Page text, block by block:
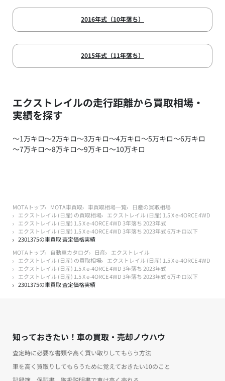
2016年式（10年落ち）
2015年式（11年落ち）
エクストレイルの走行距離から買取相場・
実績を探す
～1万キロ～2万キロ～3万キロ～4万キロ～5万キロ～6万キロ
～7万キロ～8万キロ～9万キロ～10万キロ
MOTAトップ MOTA車買取 車買取相場一覧
日産の買取相場
エクストレイル (日産) の買取相場
エクストレイル (日産) 1.5 X e-4ORCE 4WD
エクストレイル (日産) 1.5 X e-4ORCE 4WD 3年落ち 2023年式
エクストレイル (日産) 1.5 X e-4ORCE 4WD 3年落ち 2023年式 6万キロ以下
2301375の車買取 査定価格実績
MOTAトップ
自動車カタログ 日産
エクストレイル
エクストレイル (日産) の買取相場
エクストレイル (日産) 1.5 X e-4ORCE 4WD
エクストレイル (日産) 1.5 X e-4ORCE 4WD 3年落ち 2023年式
エクストレイル (日産) 1.5 X e-4ORCE 4WD 3年落ち 2023年式 6万キロ以下
2301375の車買取 査定価格実績
知っておきたい！車の買取・売却ノウハウ
査定時に必要な書類や高く買い取りしてもらう方法
車を高く買取りしてもらうために覚えておきたい10のこと